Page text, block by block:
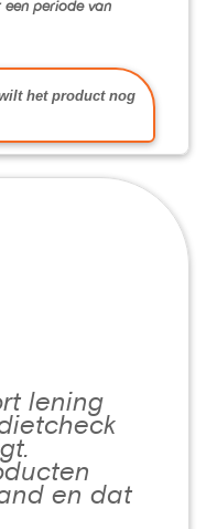
een periode van
het product nog
lening
en dat